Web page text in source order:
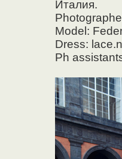
Италия.
Model:
Dress:
Ph